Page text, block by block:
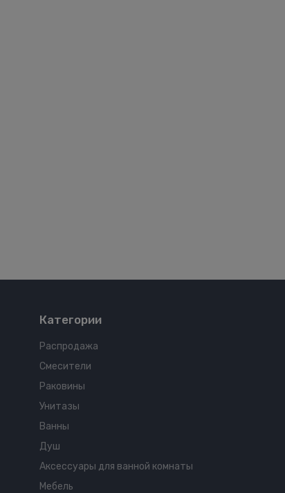
Категории
Распродажа
Смесители
Раковины
Унитазы
Ванны
Душ
Аксессуары для ванной комнаты
Мебель